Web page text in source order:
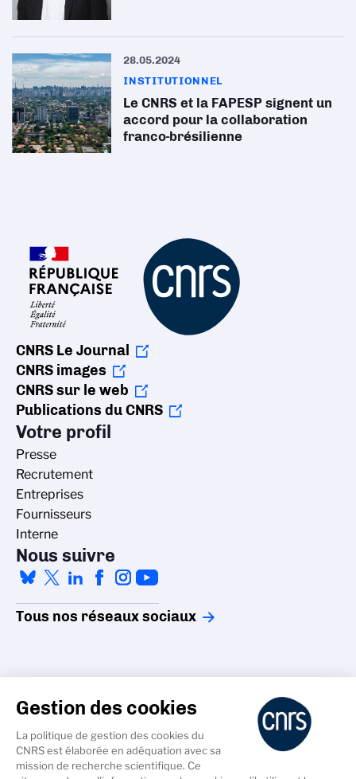
28.05.2024
INSTITUTIONNEL
Le CNRS et la FAPESP signent un
accord pour la collaboration
franco-brésilienne
CNRS Le Journal
CNRS images
CNRS sur le web
Publications du CNRS
Votre profil
Presse
Recrutement
Entreprises
Fournisseurs
Interne
Nous suivre
Tous nos réseaux sociaux
Accessibilité - non conforme
Crédits
Gestion des cookies
La politique de gestion des cookies du
CNRS est élaborée en adéquation avec sa
mission de recherche scientifique. Ce